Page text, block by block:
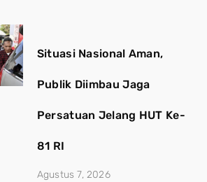
Situasi Nasional Aman,
Publik Diimbau Jaga
Persatuan Jelang HUT Ke-
81 RI
Agustus 7, 2026